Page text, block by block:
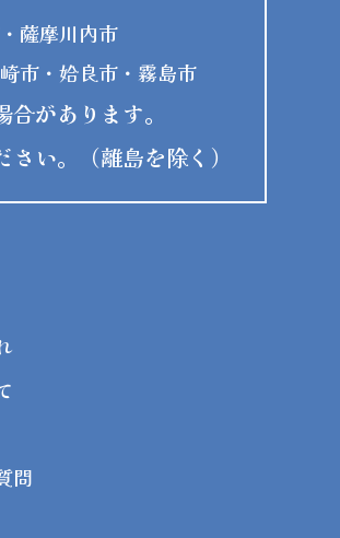
薩摩川内市
市・姶良市・霧島市
があります。
い。（離島を除く）
問